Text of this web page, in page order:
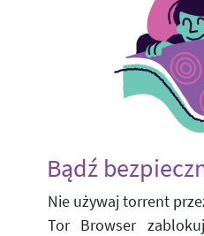
Bądź
Nie używaj torrent
Tor Browser